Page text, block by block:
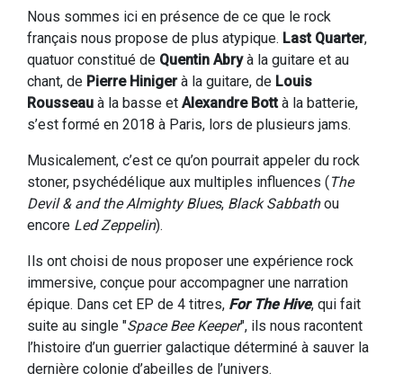
Nous sommes ici en présence de ce que le rock
français nous propose de plus atypique. Last Quarter,
quatuor constitué de Quentin Abryà la guitare et au
chant, de Pierre Hinigerà la guitare, de Louis
Rousseau à la basse et Alexandre Bottà la batterie,
s’est formé en 2018 à Paris, lors de plusieurs jams.
Musicalement, c’est ce qu’on pourrait appeler du rock
stoner, psychédélique aux multiples influences (The
Devil & and the Almighty Blues, Black Sabbathou
encore Led Zeppelin).
Ils ont choisi de nous proposer une expérience rock
immersive, conçue pour accompagner une narration
épique. Dans cet EP de 4 titres, For The Hive, qui fait
suite au single "Space Bee Keeper", ils nous racontent
l’histoire d’un guerrier galactique déterminé à sauver la
dernière colonie d’abeilles de l’univers.